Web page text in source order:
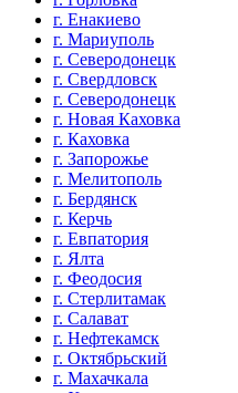
г. Енакиево
г. Мариуполь
г. Северодонецк
г. Свердловск
г. Северодонецк
г. Новая Каховка
г. Каховка
г. Запорожье
г. Мелитополь
г. Бердянск
г. Керчь
г. Евпатория
г. Ялта
г. Феодосия
г. Стерлитамак
г. Салават
г. Нефтекамск
г. Октябрьский
г. Махачкала